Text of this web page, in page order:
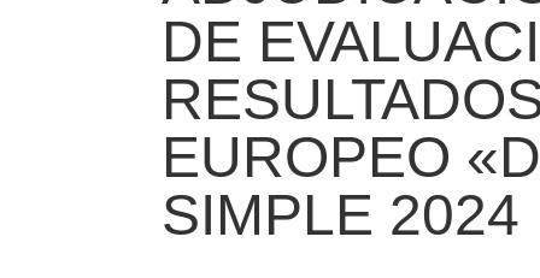
DE
EUROPEO
SIMPLE 2024